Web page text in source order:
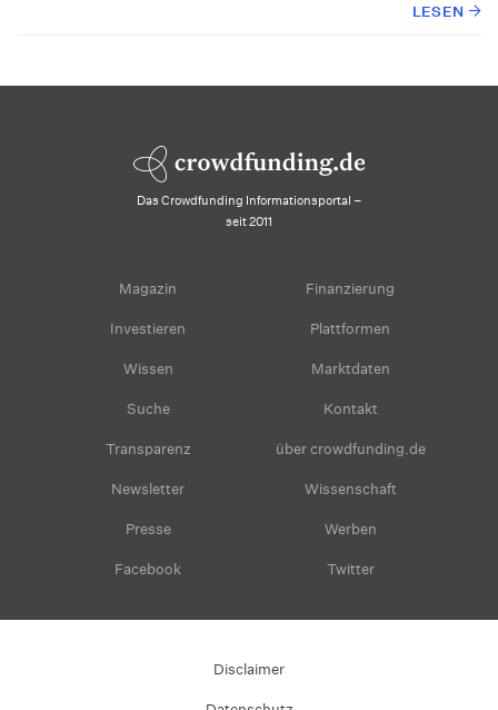
LESEN
Das Crowdfunding Informationsportal –
seit 2011
Magazin Finanzierung
Investieren Plattformen
Wissen Marktdaten
Suche Kontakt
Transparenz über crowdfunding.de
Newsletter Wissenschaft
Presse Werben
Facebook Twitter
Disclaimer